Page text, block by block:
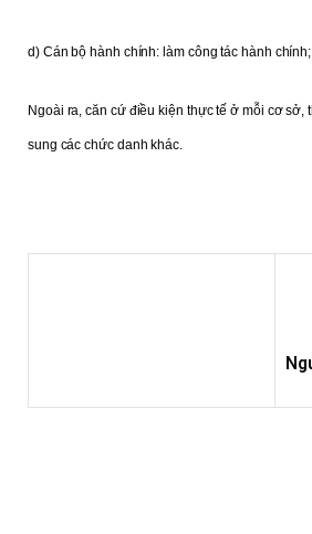
d) Cán bộ hành chính: làm công tác hành chính;
Ngoài ra, căn cứ điều kiện thực tế ở mỗi cơ sở,
sung các chức danh khác.